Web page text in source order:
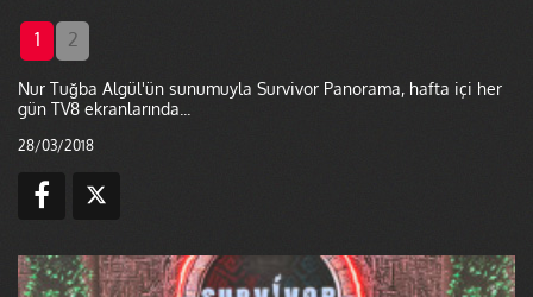
1 2
Nur Tuğba Algül'ün sunumuyla Survivor Panorama, hafta içi her
gün TV8 ekranlarında...
28/03/2018